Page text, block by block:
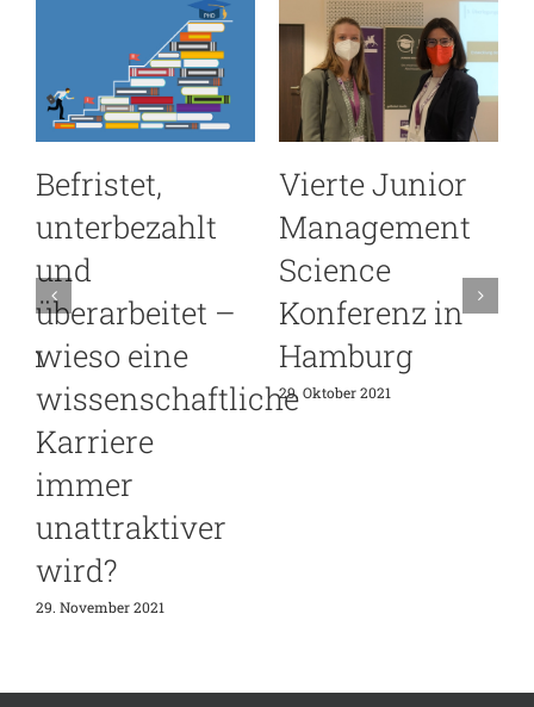
Befristet,
unterbezahlt
und
überarbeitet –
wieso eine
wissenschaftliche
Karriere
immer
unattraktiver
wird?
29. November 2021
Vierte Junior
Management
Science
Konferenz in
Hamburg
29. Oktober 2021